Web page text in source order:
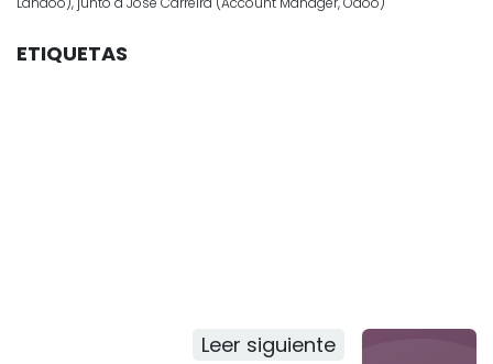
ETIQUETAS
Leer siguiente